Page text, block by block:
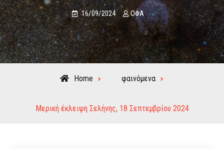
16/09/2024 ΟΦΑ
Home φαινόμενα
Μερική έκλειψη Σελήνης, 18 Σεπτεμβρίου 2024